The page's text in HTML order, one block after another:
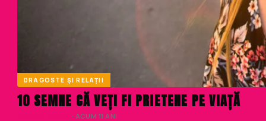
DRAGOSTE ȘI RELAȚII
10 SEMNE CĂ VEȚI FI PRIETENE PE VIAȚĂ
· ACUM 11 ANI